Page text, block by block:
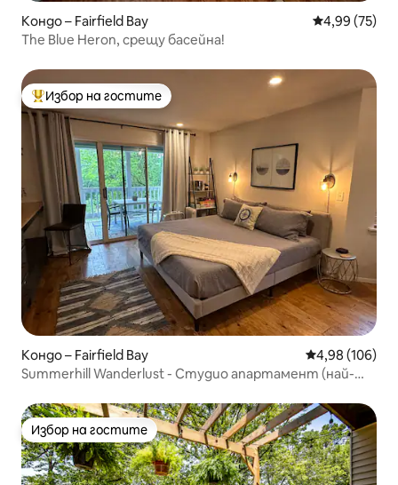
Кондо – Fairfield Bay Средна
4,99 (75)
The Blue Heron, срещу басейна!
Най-популярен избор на гостите
Избор на гостите
Кондо – Fairfield Bay Средна
4,98 (106)
Summerhill Wanderlust - Студио апартамент (най-
Избор на гостите
Избор на гостите